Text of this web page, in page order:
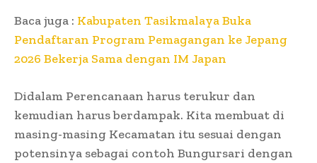
Baca juga : Kabupaten Tasikmalaya Buka
Pendaftaran Program Pemagangan ke Jepang
2026 Bekerja Sama dengan IM Japan
Didalam Perencanaan harus terukur dan
kemudian harus berdampak. Kita membuat di
masing-masing Kecamatan itu sesuai dengan
potensinya sebagai contoh Bungursari dengan